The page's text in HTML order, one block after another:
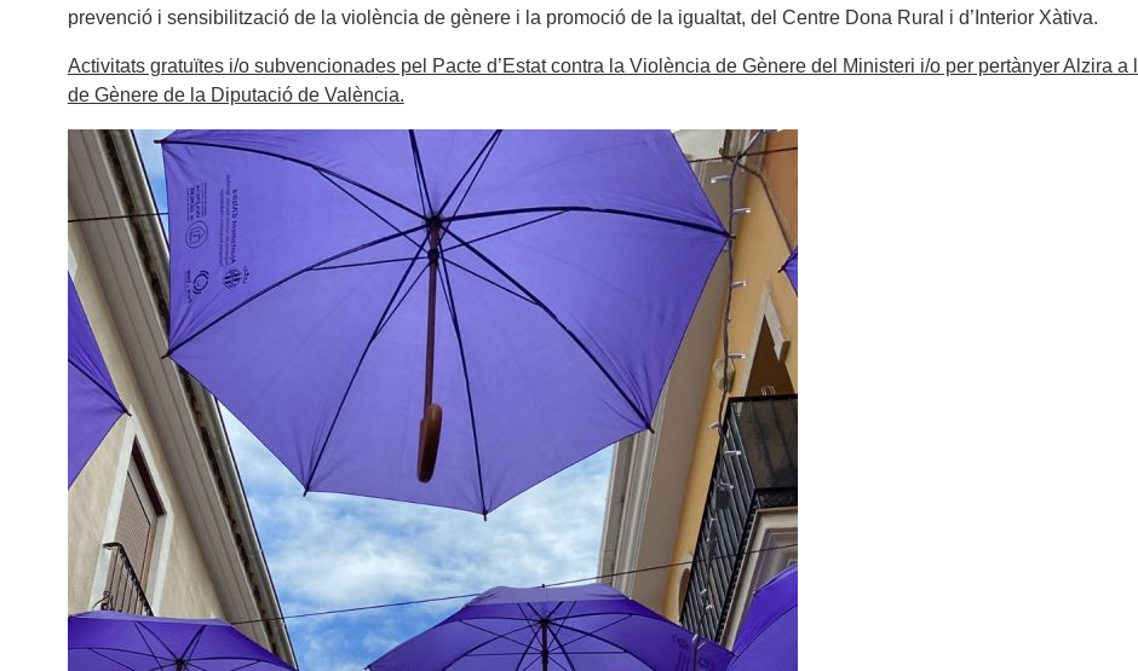
prevenció i sensibilització de la violència de gènere i la promoció de la igualtat, del Centre Dona Rural i d’Interior Xàtiva.
Activitats gratuïtes i/o subvencionades pel Pacte d’Estat contra la Violència de Gènere del Ministeri i/o per pertànyer Alzira
de Gènere de la Diputació de València.